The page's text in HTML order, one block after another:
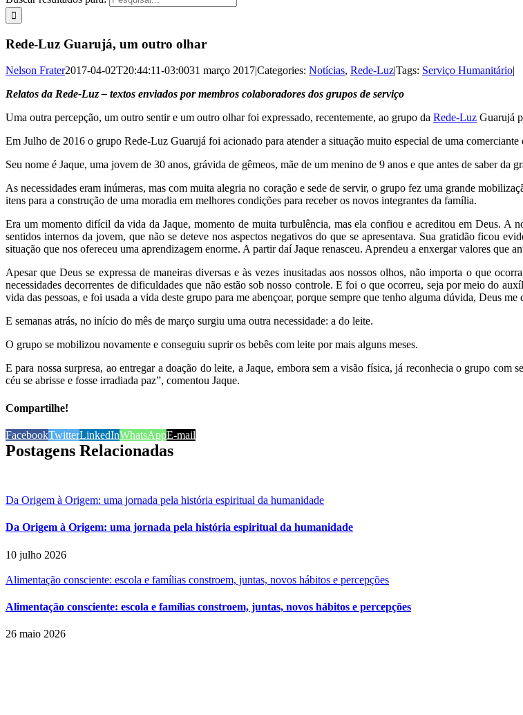
Rede-Luz Guarujá, um outro olhar
Nelson Frater2017-04-02T20:44:11-03:0031 março 2017|Categories: Notícias, Rede-Luz|Tags: Serviço Humanitário|
Relatos da Rede-Luz – textos enviados por membros colaboradores dos grupos de serviço
Uma outra percepção, um outro sentir e um outro olhar foi expressado, recentemente, ao grupo da Rede-Luz Guarujá
Em Julho de 2016 o grupo Rede-Luz Guarujá foi acionado para atender a situação muito especial de uma comerciante
Seu nome é Jaque, uma jovem de 30 anos, grávida de gêmeos, mãe de um menino de 9 anos e que antes de saber
As necessidades eram inúmeras, mas com muita alegria no coração e sede de servir, o grupo fez uma grande
itens para a construção de uma moradia em melhores condições para receber os novos integrantes da família.
Era um momento difícil da vida da Jaque, momento de muita turbulência, mas ela confiou e acreditou em Deus. A
sentidos internos da jovem, que não se deteve nos aspectos negativos do que se apresentava. Sua gratidão ficou
situação que nos ofereceu uma aprendizagem enorme. A partir daí Jaque renasceu. Aprendeu a enxergar valores que
Apesar que Deus se expressa de maneiras diversas e às vezes inusitadas aos nossos olhos, não importa o que
necessidades decorrentes de dificuldades que não estão sob nosso controle. E foi o que ocorreu, seja por meio do
vida das pessoas, e foi usada a vida deste grupo para me abençoar, porque sempre que tenho alguma dúvida, Deus
E semanas atrás, no início do mês de março surgiu uma outra necessidade: a do leite.
O grupo se mobilizou novamente e conseguiu suprir os bebês com leite por mais alguns meses.
E para nossa surpresa, ao entregar a doação do leite, a Jaque, embora sem a visão física, já reconhecia o grupo
céu se abrisse e fosse irradiada paz”, comentou Jaque.
Compartilhe!
FacebookTwitterLinkedInWhatsAppE-mail
Postagens Relacionadas
Da Origem à Origem: uma jornada pela história espiritual da humanidade
Da Origem à Origem: uma jornada pela história espiritual da humanidade
10 julho 2026
Alimentação consciente: escola e famílias constroem, juntas, novos hábitos e percepções
Alimentação consciente: escola e famílias constroem, juntas, novos hábitos e percepções
26 maio 2026